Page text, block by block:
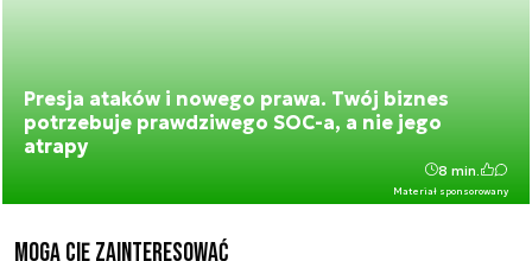
Presja ataków i nowego prawa. Twój biznes
potrzebuje prawdziwego SOC-a, a nie jego
atrapy
Materiał sponsorowany
8 min.
Mogą Cię zainteresować